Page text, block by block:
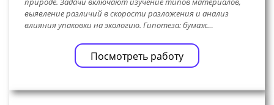
выявление различий в скорости разложения и анализ
влияния упаковки на экологию. Гипотеза: бумаж…
Посмотреть работу